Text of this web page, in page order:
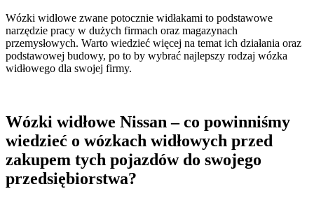
Wózki widłowe zwane potocznie widłakami to podstawowe
narzędzie pracy w dużych firmach oraz magazynach
przemysłowych. Warto wiedzieć więcej na temat ich działania oraz
podstawowej budowy, po to by wybrać najlepszy rodzaj wózka
widłowego dla swojej firmy.
Wózki widłowe Nissan – co powinniśmy
wiedzieć o wózkach widłowych przed
zakupem tych pojazdów do swojego
przedsiębiorstwa?